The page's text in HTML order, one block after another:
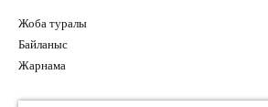
Жоба туралы
Байланыс
Жарнама